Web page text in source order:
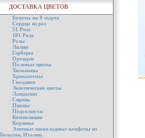
ДОСТАВКА ЦВЕТОВ
Букеты на 8 марта
Сердца из роз
51 Роза
101 Роза
Розы
Лилии
Герберы
Орхидеи
Полевые цветы
Тюльпаны
Хризантемы
Гвоздики
Экзотические цветы
Ландыши
Сирень
Пионы
Подсолнухи
Композиции
Корзины
Элитные шоколадные конфеты из
Бельгии, Италии.